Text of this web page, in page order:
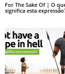
For The Sake Of | O
significa esta